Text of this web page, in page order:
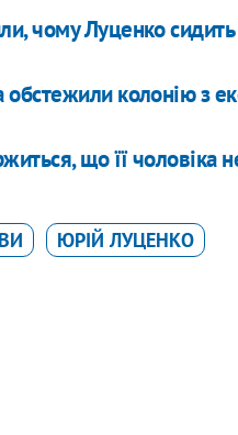
чому Луценко
колонію з
що її чоловіка
ЮРІЙ ЛУЦЕНКО